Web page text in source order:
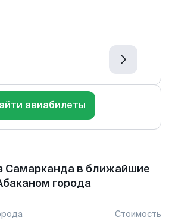
авиабилеты
Самарканда в ближайшие
города
Стоимость